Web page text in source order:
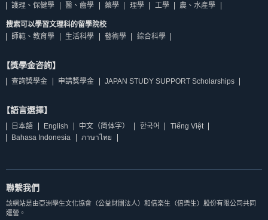
護理、保健學
醫、齒學 藥學 理學 工學 農、水產學
搜索可以學習文理科的留學院校
師範、教育學
生活科學 藝術學 綜合科學
【獎學金咨詢】
查詢獎學金 申請獎學金 JAPAN STUDY SUPPORT Scholarships
【語言選擇】
日本語 English 中文（简体字） 한국어
Tiếng Việt
Bahasa Indonesia
ภาษาไทย
聯繫我們
該網站是由亞洲學生文化協會（公益財團法人）和倍楽生（倍樂生）股份有限公司共同
運營。